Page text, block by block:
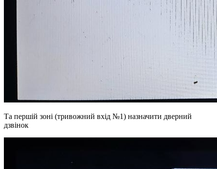
Та першій зоні (тривожний вхід №1) назначити дверний
дзвінок